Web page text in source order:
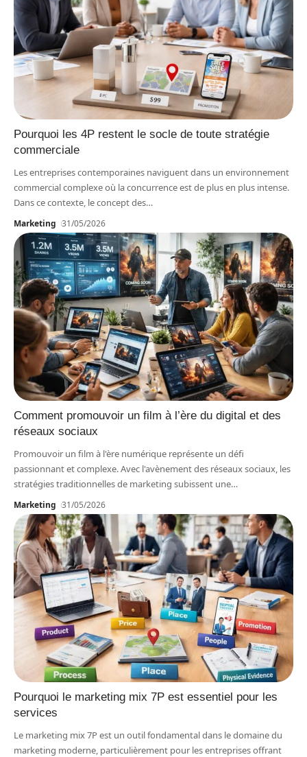
Pourquoi les 4P restent le socle de toute stratégie
commerciale
Les entreprises contemporaines naviguent dans un environnement
commercial complexe où la concurrence est de plus en plus intense.
Dans ce contexte, le concept des…
Marketing 31/05/2026
Comment promouvoir un film à l’ère du digital et des
réseaux sociaux
Promouvoir un film à l'ère numérique représente un défi
passionnant et complexe. Avec l'avènement des réseaux sociaux, les
stratégies traditionnelles de marketing subissent une…
Marketing 31/05/2026
Pourquoi le marketing mix 7P est essentiel pour les
services
Le marketing mix 7P est un outil fondamental dans le domaine du
marketing moderne, particulièrement pour les entreprises offrant